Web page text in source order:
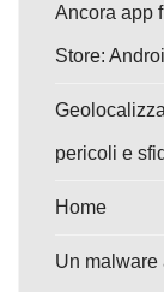
Ancora app
Store:
pericoli e
Home
Un malware